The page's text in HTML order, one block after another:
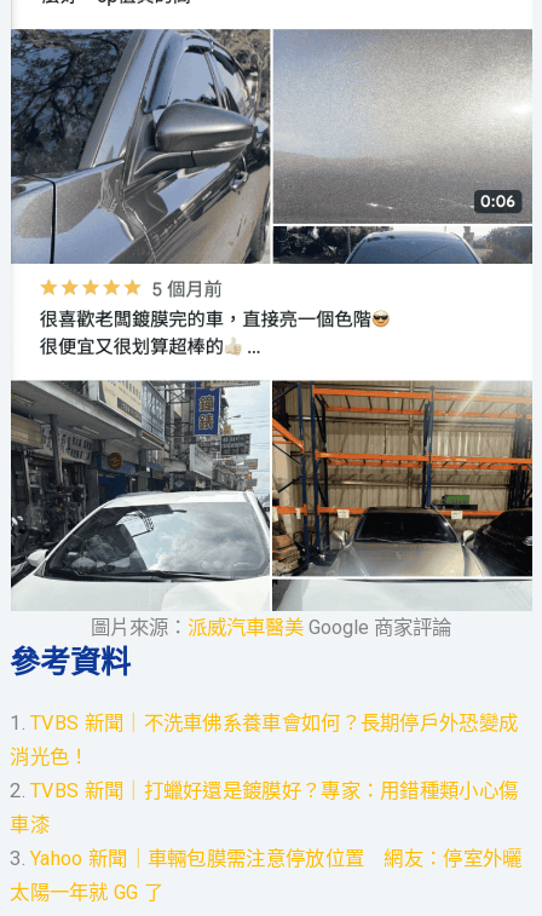
圖片來源： 派威汽車醫美 Google 商家評論
參考資料
1.TVBS 新聞｜不洗車佛系養車會如何？長期停戶外恐變成
消光色！
2.TVBS 新聞｜打蠟好還是鍍膜好？專家：用錯種類小心傷
車漆
3.Yahoo 新聞｜車輛包膜需注意停放位置 網友：停室外曬
太陽一年就 GG 了